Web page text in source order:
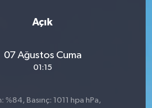
Açık
07 Ağustos Cuma
01:15
%84, Basınç: 1011 hpa hPa,